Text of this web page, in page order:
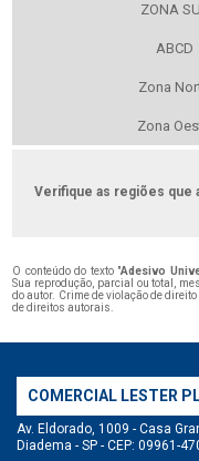
ZONA
ABCD
Zona
Zona
Verifique as regiões que
O conteúdo do texto "Adesivo
Sua reprodução, parcial ou total,
do autor. Crime de violação de
de direitos autorais
COMERCIAL LESTER
Av. Eldorado, 1009 - Casa
Diadema - SP - CEP: 09961-